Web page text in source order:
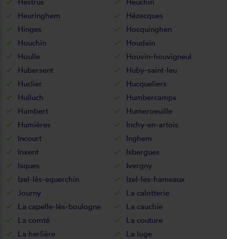
Heuringhem
Hézecques
Hinges
Hocquinghen
Houchin
Houdain
Houlle
Houvin-houvigneul
Hubersent
Huby-saint-leu
Huclier
Hucqueliers
Hulluch
Humbercamps
Humbert
Humeroeuille
Humières
Inchy-en-artois
Incourt
Inghem
Inxent
Isbergues
Isques
Ivergny
Izel-lès-equerchin
Izel-les-hameaux
Journy
La calotterie
La capelle-lès-boulogne
La cauchie
La comté
La couture
La herlière
La loge